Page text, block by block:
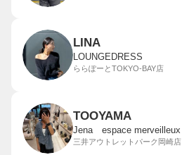
LINA
LOUNGEDRESS
ららぽーとTOKYO-BAY店
TOOYAMA
Jena espace merveilleux
三井アウトレットパーク岡崎店